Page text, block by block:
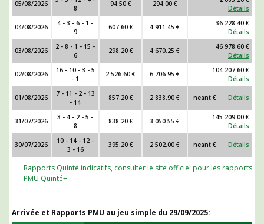
05/08/2026
8
94.50 € 294.00 €
Détails
04/08/2026
4 - 3 - 6 - 1 -
9
607.60 € 4 911.45 €
36 228.40 €
Détails
03/08/2026
2 - 8 - 1 - 15 -
6
298.20 € 4 670.25 €
46 978.60 €
Détails
02/08/2026
16 - 10 - 3 - 5
- 1
2 526.60 € 6 706.95 €
104 207.60 €
Détails
01/08/2026
7 - 11 - 2 - 13
- 14
857.20 € 2 838.90 € neant € Détails
31/07/2026
3 - 4 - 2 - 5 -
8
838.20 € 3 050.55 €
145 209.00 €
Détails
30/07/2026
10 - 14 - 12 -
3 - 16
395.20 € 2 502.00 € neant € Détails
Rapports Quinté indicatifs, consulter le site officiel pour les rapports
PMU Quinté+
Arrivée et Rapports PMU au jeu simple du 29/09/2025: